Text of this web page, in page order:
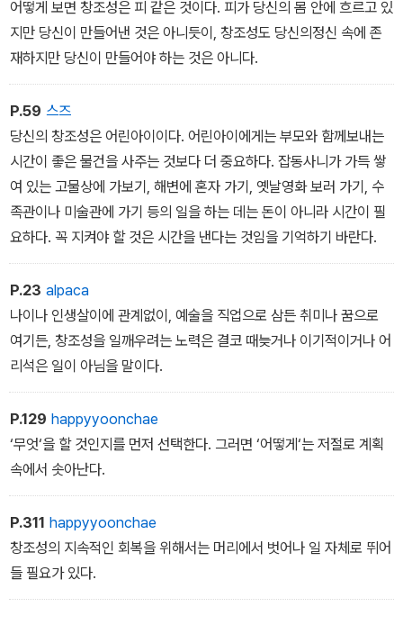
같은 분위기일 것이다. 어린아이들은 크기만 하고 아무런 장식도 없
는 썰렁한 방에서는 못 견디게 지루해한다. 우리의 아티스트도 마찬
가지이다.
어떻게 보면 창조성은 피 같은 것이다. 피가 당신의 몸 안에 흐르고 있
지만 당신이 만들어낸 것은 아니듯이, 창조성도 당신의정신 속에 존
재하지만 당신이 만들어야 하는 것은 아니다.
P.59 스즈
당신의 창조성은 어린아이이다. 어린아이에게는 부모와 함께보내는
시간이 좋은 물건을 사주는 것보다 더 중요하다. 잡동사니가 가득 쌓
여 있는 고물상에 가보기, 해변에 혼자 가기, 옛날영화 보러 가기, 수
족관이나 미술관에 가기 등의 일을 하는 데는 돈이 아니라 시간이 필
요하다. 꼭 지켜야 할 것은 시간을 낸다는 것임을 기억하기 바란다.
P.23 alpaca
나이나 인생살이에 관계없이, 예술을 직업으로 삼든 취미나 꿈으로
여기든, 창조성을 일깨우려는 노력은 결코 때늦거나 이기적이거나 어
리석은 일이 아님을 말이다.
P.129 happyyoonchae
‘무엇‘을 할 것인지를 먼저 선택한다. 그러면 ‘어떻게‘는 저절로 계획
속에서 솟아난다.
P.311 happyyoonchae
창조성의 지속적인 회복을 위해서는 머리에서 벗어나 일 자체로 뛰어
들 필요가 있다.